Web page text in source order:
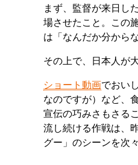
まず、監督が来日し
場させたこと。この
は「なんだか分から
その上で、日本人が
ショート動画でおい
なのですが）など、
宣伝の巧みさもさる
流し続ける作戦は、
グー」のシーンを次